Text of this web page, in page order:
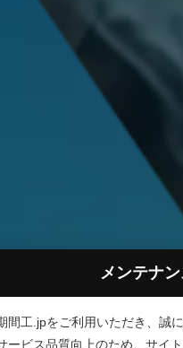
メンテナ
間工.jpをご利用いただき、誠
ービス品質向上のため、サイ